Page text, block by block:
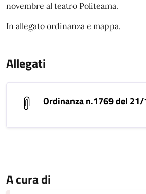
novembre al teatro Politeama.
In allegato ordinanza e mappa.
Allegati
Ordinanza n.1769 del
A cura di